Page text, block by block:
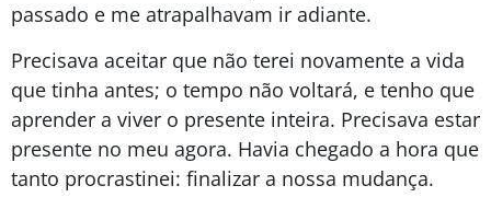
passado e me atrapalhavam ir adiante.
Precisava aceitar que não terei novamente a vida
que tinha antes; o tempo não voltará, e tenho que
aprender a viver o presente inteira. Precisava estar
presente no meu agora. Havia chegado a hora que
tanto procrastinei: finalizar a nossa mudança.